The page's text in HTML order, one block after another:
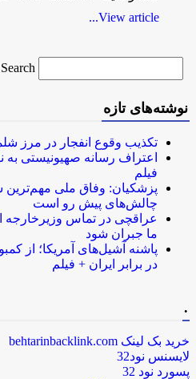
View article...
for
Search …
نوشته‌های تازه
تکذیب وقوع انفجار در مرز
اعتراف رسانه صهیونیستی به
فیلم
پزشکیان: وفاق ملی مهم‌ترین
چالش‌های پیش رو است
عراقچی در تماس وزیرخارجه
ما جبران شود
پاشنه آشیل‌های آمریکا؛ از
در برابر ایران + فیلم
خرید بک لینک behtarinbacklink.com
لایسنس نود32
پسورد نود 32